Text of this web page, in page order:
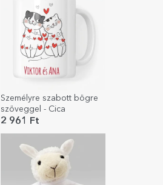
Személyre szabott bögre
szöveggel - Cica
2 961 Ft